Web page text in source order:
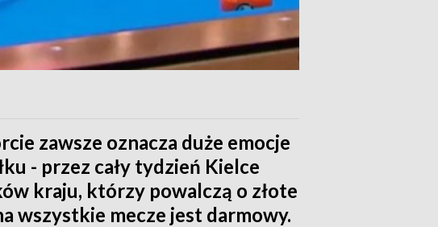
zawsze oznacza duże emocje
- przez cały tydzień Kielce
kraju, którzy powalczą o złote
wszystkie mecze jest darmowy.